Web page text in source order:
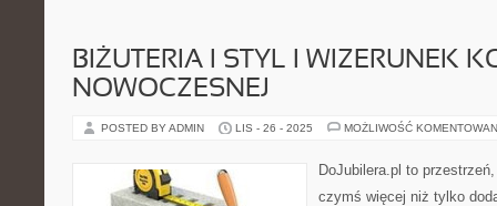
BIŻUTERIA I STYL I WIZERUNEK
NOWOCZESNEJ
POSTED BY ADMIN LIS - 26 - 2025 MOŻLIWOŚĆ
DoJubilera.pl to
czymś więcej niż tylko